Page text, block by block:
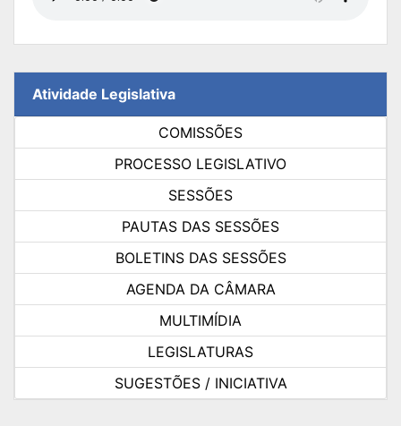
Atividade Legislativa
COMISSÕES
PROCESSO LEGISLATIVO
SESSÕES
PAUTAS DAS SESSÕES
BOLETINS DAS SESSÕES
AGENDA DA CÂMARA
MULTIMÍDIA
LEGISLATURAS
SUGESTÕES / INICIATIVA